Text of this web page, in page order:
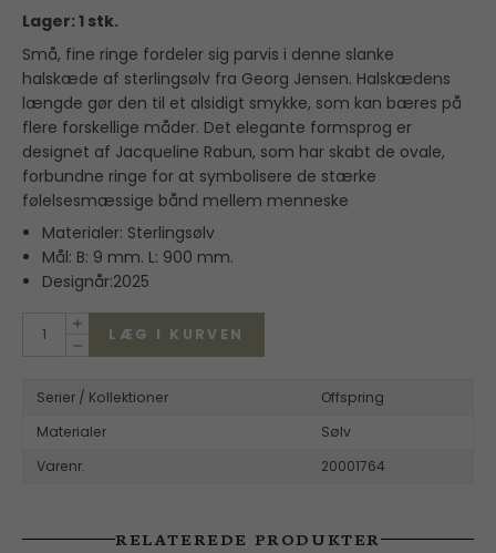
Lager: 1 stk.
Små, fine ringe fordeler sig parvis i denne slanke
halskæde af sterlingsølv fra Georg Jensen. Halskædens
længde gør den til et alsidigt smykke, som kan bæres på
flere forskellige måder. Det elegante formsprog er
designet af Jacqueline Rabun, som har skabt de ovale,
forbundne ringe for at symbolisere de stærke
følelsesmæssige bånd mellem menneske
Materialer: Sterlingsølv
Mål: B: 9 mm. L: 900 mm.
Designår:2025
LÆG I KURVEN
Serier / Kollektioner
Offspring
Materialer
Sølv
Varenr.
20001764
RELATEREDE PRODUKTER